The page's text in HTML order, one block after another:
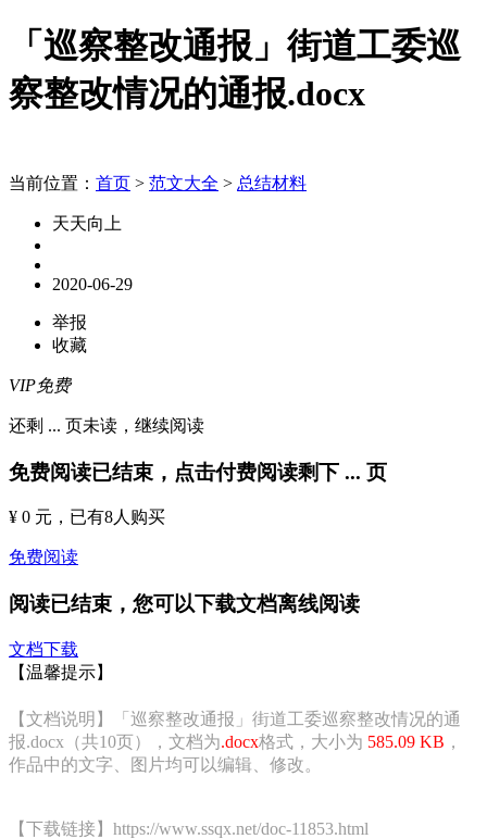
「巡察整改通报」街道工委巡
察整改情况的通报.docx
当前位置： 首页 > 范文大全 > 总结材料
天天向上
2020-06-29
举报
收藏
VIP免费
还剩 ... 页未读， 继续阅读
免费阅读已结束，点击付费阅读剩下 ... 页
¥ 0 元 ，已有8人购买
免费阅读
阅读已结束，您可以下载文档离线阅读
文档下载
【温馨提示】
【文档说明】「巡察整改通报」街道工委巡察整改情况的通
报.docx（共10页），文档为.docx格式，大小为 585.09 KB ，
作品中的文字、图片均可以编辑、修改。
【下载链接】https://www.ssqx.net/doc-11853.html